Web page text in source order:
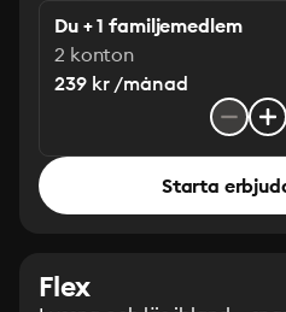
Du + 1 familjemedlem
2 konton
239 kr /månad
Starta
Flex